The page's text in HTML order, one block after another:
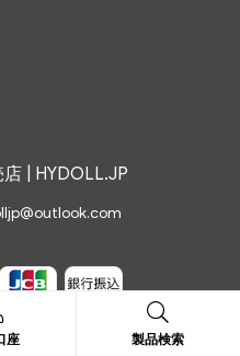
| HYDOLL.JP
座 製品検索